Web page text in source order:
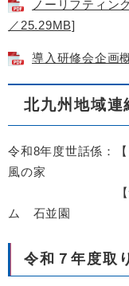
ノーリフティン
／25.29MB]
導入研修会企画
北九州地域連
令和8年度世話係：
風の家
【サブリーダ
ム 石並園
令和７年度取